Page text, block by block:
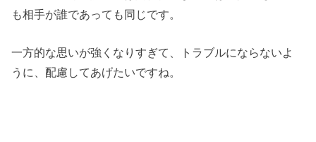
も相手が誰であっても同じです。
一方的な思いが強くなりすぎて、トラブルにならないよ
うに、配慮してあげたいですね。